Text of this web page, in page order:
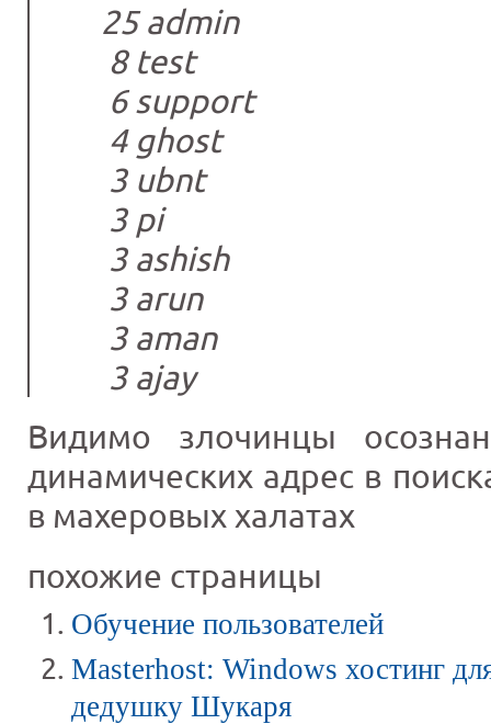
25 admin
8 test
6 support
4 ghost
3 ubnt
3 pi
3 ashish
3 arun
3 aman
3 ajay
Видимо злочинцы
динамических адрес в
в махеровых халатах
похожие страницы
Обучение пользователей
Masterhost: Windows хостинг
дедушку Шукаря